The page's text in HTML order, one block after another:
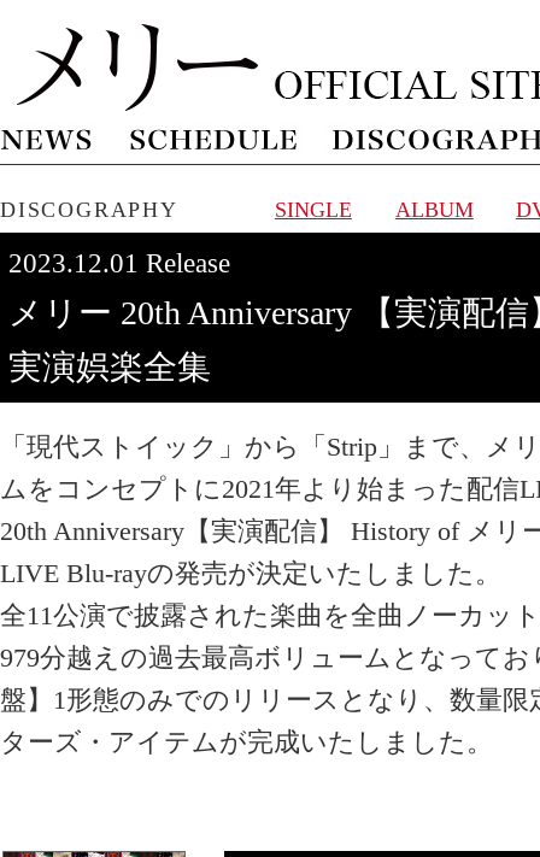
DISCOGRAPHY SINGLE ALBUM
2023.12.01 Release
メリー 20th Anniversary 【実演配
実演娯楽全集
「現代ストイック」から「Strip」まで、メ
ムをコンセプトに2021年より始まった配信
20th Anniversary【実演配信】 History of メ
LIVE Blu-rayの発売が決定いたしました。
全11公演で披露された楽曲を全曲ノーカッ
979分越えの過去最高ボリュームとなってお
盤】1形態のみでのリリースとなり、数量
ターズ・アイテムが完成いたしました。